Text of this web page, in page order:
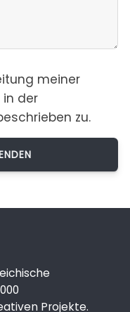
meiner
in der
zu.
Projekte.